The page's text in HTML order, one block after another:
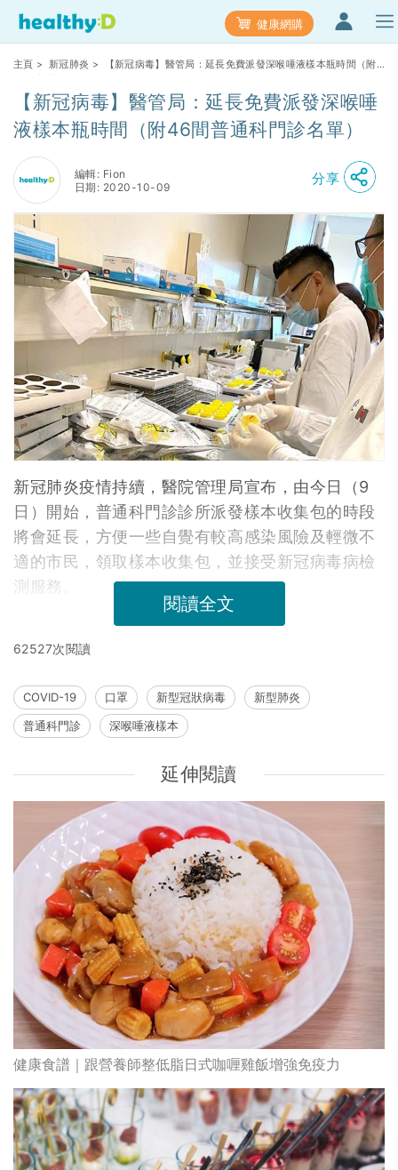
健康網購
主頁 > 新冠肺炎 > 【新冠病毒】醫管局：延長免費派發深喉唾液樣本瓶時間（附
【新冠病毒】醫管局：延長免費派發深喉唾
液樣本瓶時間（附46間普通科門診名單）
編輯: Fion
日期: 2020-10-09
分享
新冠肺炎疫情持續，醫院管理局宣布，由今日（9
日）開始，普通科門診診所派發樣本收集包的時段
將會延長，方便一些自覺有較高感染風險及輕微不
適的市民，領取樣本收集包，並接受新冠病毒病檢
測服務。
閱讀全文
62527次閱讀
COVID-19 口罩 新型冠狀病毒
新型肺炎
普通科門診
深喉唾液樣本
延伸閱讀
健康食譜｜跟營養師整低脂日式咖喱雞飯增強免疫力